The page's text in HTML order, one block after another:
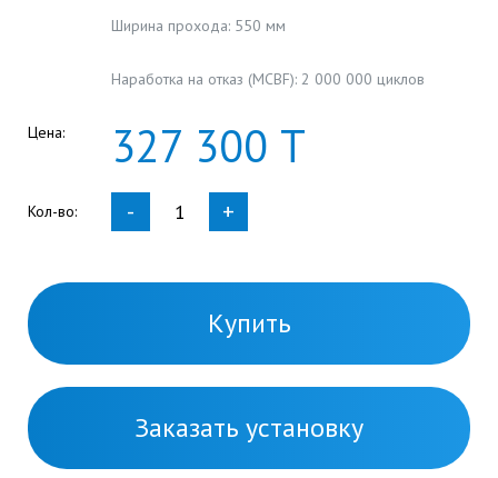
Ширина прохода: 550 мм
Наработка на отказ (MCBF): 2 000 000 циклов
Цена: 327 300 Т
Кол-во: - +
Купить
Заказать установку